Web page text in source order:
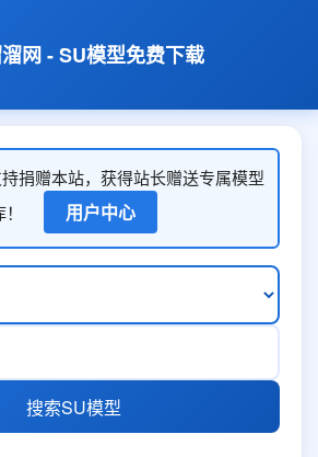
网 - SU模型免费下载
捐赠本站，获得站长赠送专属模型
用户中心
搜索SU模型